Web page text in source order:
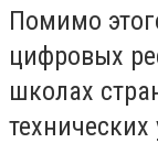
Помимо
цифровых
школах